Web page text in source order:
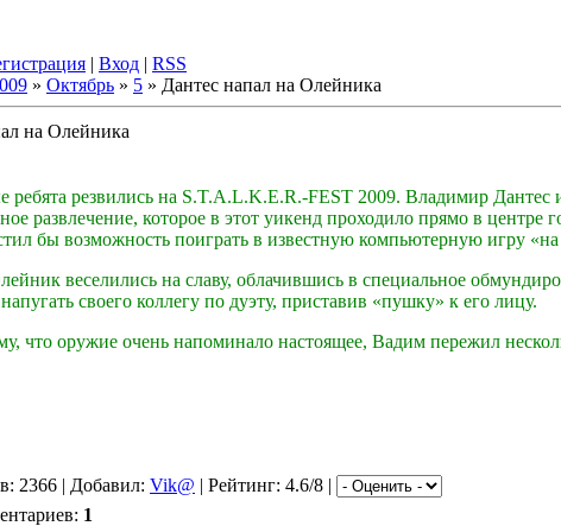
| Вход | RSS
» Октябрь » 5 » Дантес напал на Олейника
на Олейника
ребята резвились на S.T.A.L.K.E.R.-FEST 2009. Владимир
развлечение, которое в этот уикенд проходило прямо в
бы возможность поиграть в известную компьютерную игру «на
веселились на славу, облачившись в специальное
своего коллегу по дуэту, приставив «пушку» к его лицу.
что оружие очень напоминало настоящее, Вадим пережил
2366 | Добавил: Vik@ | Рейтинг: 4.6/8 |
1